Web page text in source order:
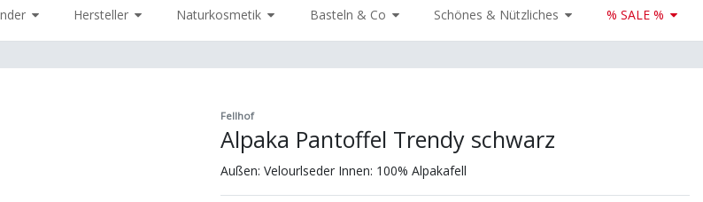
Hersteller Naturkosmetik Basteln & Co Schönes & Nützliches % SALE %
Fellhof
Alpaka Pantoffel Trendy schwarz
Außen: Velourlseder Innen: 100% Alpakafell